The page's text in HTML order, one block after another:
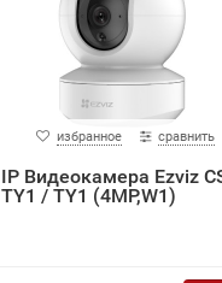
избранное сравнить
IP Видеокамера Ezviz
TY1 / TY1 (4MP,W1)